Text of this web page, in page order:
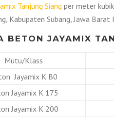
Tanjung Siang per meter
Kabupaten Subang, Jawa Barat
BETON JAYAMIX
Mutu/Klass
Jayamix K B0
Jayamix K 175
Jayamix K 200